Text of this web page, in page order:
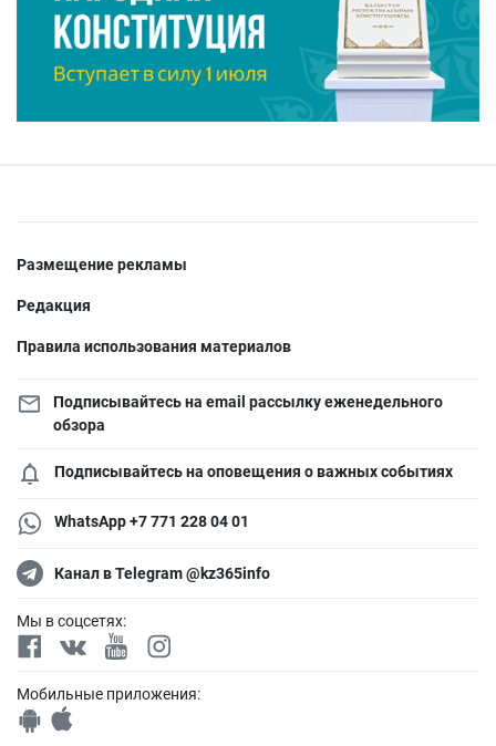
Размещение рекламы
Редакция
Правила использования материалов
Подписывайтесь на email рассылку еженедельного
обзора
Подписывайтесь на оповещения о важных событиях
WhatsApp +7 771 228 04 01
Канал в Telegram @kz365info
Мы в соцсетях:
Мобильные приложения: